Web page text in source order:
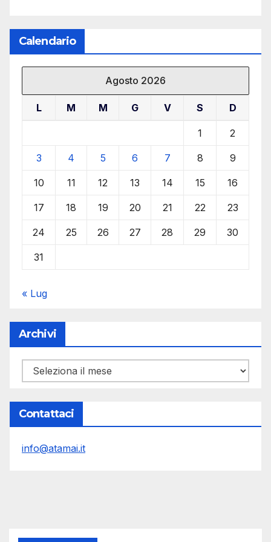
Calendario
Agosto 2026
L M M G V S D
1 2
3 4 5 6 7 8 9
10 11 12 13 14 15 16
17 18 19 20 21 22 23
24 25 26 27 28 29 30
31
« Lug
Archivi
Archivi
Contattaci
info@atamai.it